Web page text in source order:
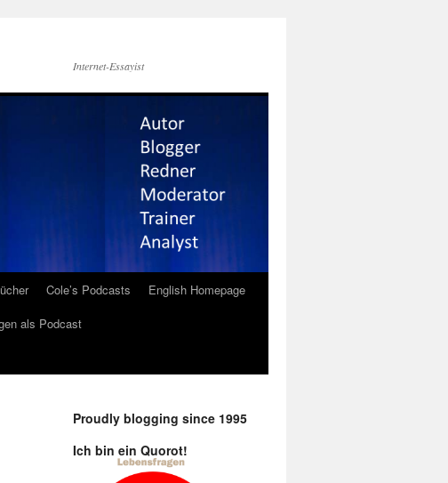
Internet-Essayist
Cole’s Podcasts
English Homepage
als Podcast
Proudly blogging since 1995
Ich bin ein Quorot!